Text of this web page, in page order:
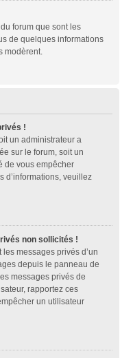
forum que sont les
de quelques informations
modèrent.
!
un administrateur a
sur le forum, soit un
de vous empêcher
d’informations, veuillez
non sollicités !
messages privés d’un
depuis le panneau de
messages privés de
rapportez ces
un utilisateur